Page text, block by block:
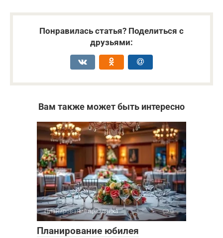
Понравилась статья? Поделиться с
друзьями:
Вам также может быть интересно
Планирование праздника 0
Планирование юбилея